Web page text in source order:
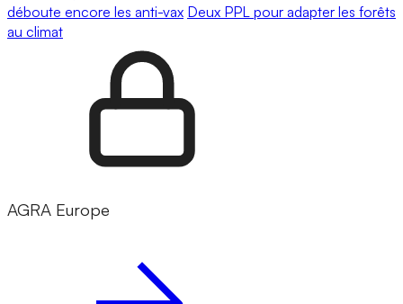
déboute encore les anti-vax Deux PPL pour adapter les forêts
au climat
AGRA Europe